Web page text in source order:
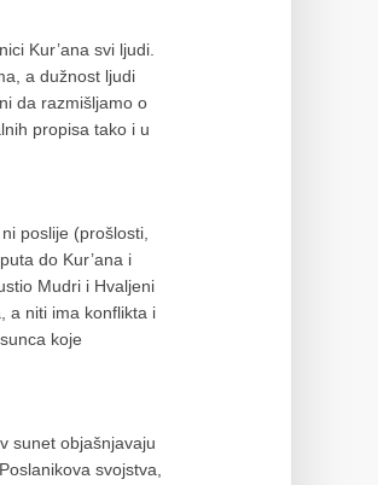
Kur’ana svi ljudi.
a dužnost ljudi
da razmišljamo o
propisa tako i u
poslije (prošlosti,
do Kur’ana i
Mudri i Hvaljeni
a niti ima konflikta i
koje
sunet objašnjavaju
svojstva,